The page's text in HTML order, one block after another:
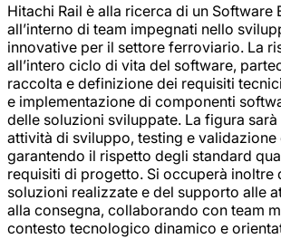
Hitachi Rail è alla ricerca di un Software
all’interno di team impegnati nello
innovative per il settore ferroviario. La
all’intero ciclo di vita del software,
raccolta e definizione dei requisiti
e implementazione di componenti
delle soluzioni sviluppate. La figura
attività di sviluppo, testing e validazione
garantendo il rispetto degli standard
requisiti di progetto. Si occuperà inoltre
soluzioni realizzate e del supporto alle
alla consegna, collaborando con team
contesto tecnologico dinamico e